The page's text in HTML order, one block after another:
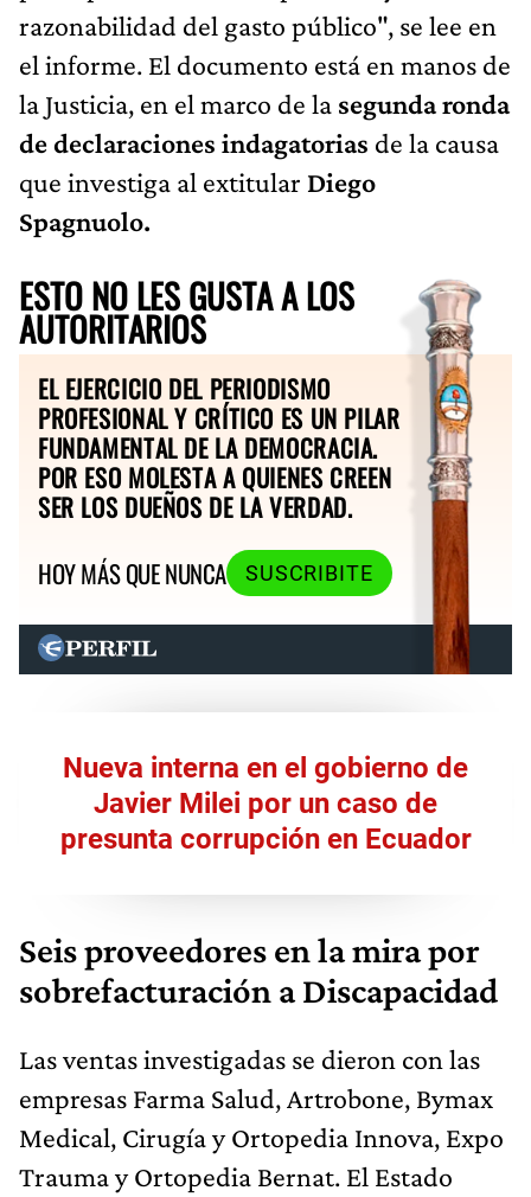
razonabilidad del gasto público", se lee en
el informe. El documento está en manos de
la Justicia, en el marco de la segunda ronda
de declaraciones indagatorias de la causa
que investiga al extitular Diego
Spagnuolo.
ESTO NO LES GUSTA A LOS
AUTORITARIOS
EL EJERCICIO DEL PERIODISMO
PROFESIONAL Y CRÍTICO ES UN PILAR
FUNDAMENTAL DE LA DEMOCRACIA.
POR ESO MOLESTA A QUIENES CREEN
SER LOS DUEÑOS DE LA VERDAD.
HOY MÁS QUE NUNCA
SUSCRIBITE
Nueva interna en el gobierno de
Javier Milei por un caso de
presunta corrupción en Ecuador
Seis proveedores en la mira por
sobrefacturación a Discapacidad
Las ventas investigadas se dieron con las
empresas Farma Salud, Artrobone, Bymax
Medical, Cirugía y Ortopedia Innova, Expo
Trauma y Ortopedia Bernat. El Estado